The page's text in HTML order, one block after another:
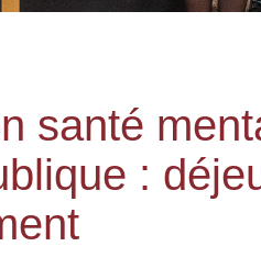
santé
: